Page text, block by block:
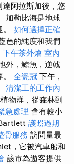
達阿拉斯加後，您
加勒比海是地球
如何選擇正確
色的純度和我們
下午茶外燴 室內
外，鯨魚，逆戟
全瓷冠 下午，
清潔工的工作內
物群，從森林到
急處理 會有較小
護照過期
骨服務 訪問量最
，它被汽車船和
該市為遊客提供